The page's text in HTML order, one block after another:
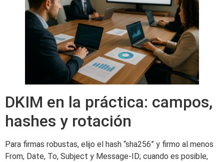
DKIM en la práctica: campos,
hashes y rotación
Para firmas robustas, elijo el hash “sha256” y firmo al menos
From, Date, To, Subject y Message-ID; cuando es posible,